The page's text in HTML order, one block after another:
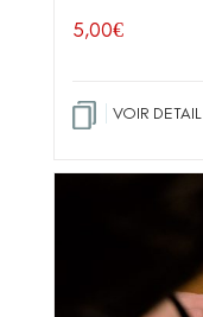
5,00€
VOIR DETAIL